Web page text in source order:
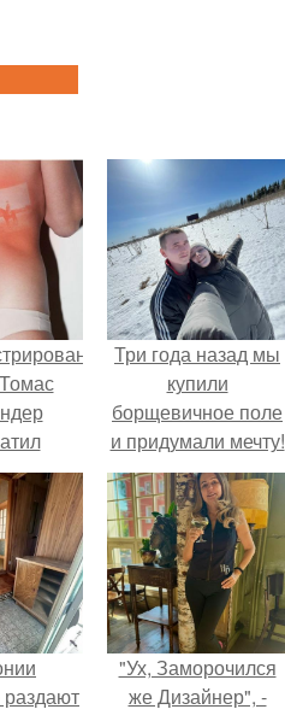
ожоги в
Три года назад мы
купили
борщевичное поле
и придумали мечту!
раздают
"Ух, Заморочился
же Дизайнер", -